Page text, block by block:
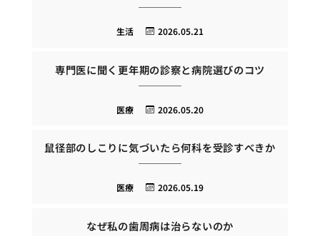
2026.05.21
生活
専門医に聞く更年期の診察と病院選びのコツ
2026.05.20
医療
鼠径部のしこりに気づいたら何科を受診すべきか
2026.05.19
医療
なぜ私の歯周病は治らないのか